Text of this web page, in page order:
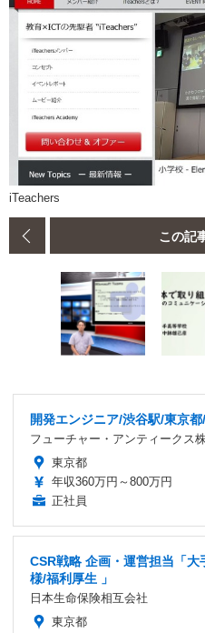
iTeachers
この記
開発エンジニア/渋谷駅/東京
フューチャー・アンティークス
東京都
年収360万円～800万円
正社員
CSR戦略 企画・運営担当「
様/福利厚生 」
日本生命保険相互会社
東京都